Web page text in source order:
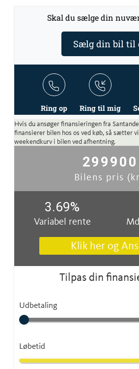
Skal du sælge din
Sælg din bil til
Ring op Ring til mig
Hvis du ansøger finansieringen fra
finansierer bilen hos os ved køb, så sætter
weekendkurv i bilen ved afhentning.
299900
Bilens pris
3.69%
Variabel rente
Klik her og
Tilpas din
Udbetaling
Løbetid